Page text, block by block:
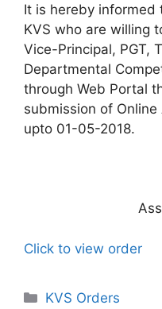
It is hereby informed
KVS who are willing
Vice-Principal, PGT,
Departmental
through Web Portal
submission of
upto 01-05-2018.
Click to view order
Categories
KVS Orders